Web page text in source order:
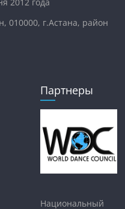
2012 года
010000, г.Астана, район
Партнеры
Национальный